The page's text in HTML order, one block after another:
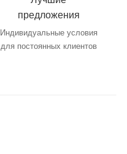
предложения
Индивидуальные условия
для постоянных клиентов